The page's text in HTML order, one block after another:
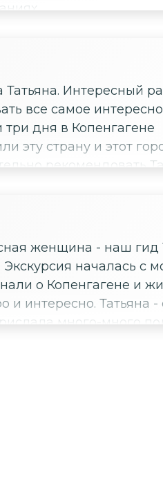
Интересный
все самое
дня в Копенгагене
эту страну и этот
рекомендовать
женщина - наш гид
началась с
о Копенгагене и
и интересно. Татьяна -
много-много